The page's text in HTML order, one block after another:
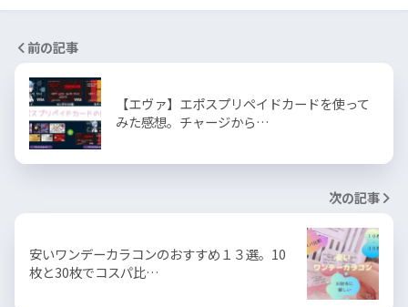
前の記事
【エヴァ】エポスプリペイドカードを使って
みた感想。チャージから…
次の記事
安いワンデーカラコンのおすすめ１３選。10
枚と30枚でコスパ比…